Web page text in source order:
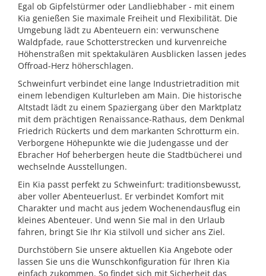
Egal ob Gipfelstürmer oder Landliebhaber - mit einem
Kia genießen Sie maximale Freiheit und Flexibilität. Die
Umgebung lädt zu Abenteuern ein: verwunschene
Waldpfade, raue Schotterstrecken und kurvenreiche
Höhenstraßen mit spektakulären Ausblicken lassen jedes
Offroad-Herz höherschlagen.
Schweinfurt verbindet eine lange Industrietradition mit
einem lebendigen Kulturleben am Main. Die historische
Altstadt lädt zu einem Spaziergang über den Marktplatz
mit dem prächtigen Renaissance-Rathaus, dem Denkmal
Friedrich Rückerts und dem markanten Schrotturm ein.
Verborgene Höhepunkte wie die Judengasse und der
Ebracher Hof beherbergen heute die Stadtbücherei und
wechselnde Ausstellungen.
Ein Kia passt perfekt zu Schweinfurt: traditionsbewusst,
aber voller Abenteuerlust. Er verbindet Komfort mit
Charakter und macht aus jedem Wochenendausflug ein
kleines Abenteuer. Und wenn Sie mal in den Urlaub
fahren, bringt Sie Ihr Kia stilvoll und sicher ans Ziel.
Durchstöbern Sie unsere aktuellen Kia Angebote oder
lassen Sie uns die Wunschkonfiguration für Ihren Kia
einfach zukommen. So findet sich mit Sicherheit das